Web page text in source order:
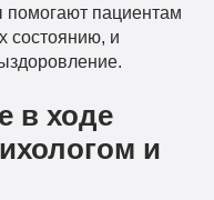
пациентам
состоянию, и
в ходе
и